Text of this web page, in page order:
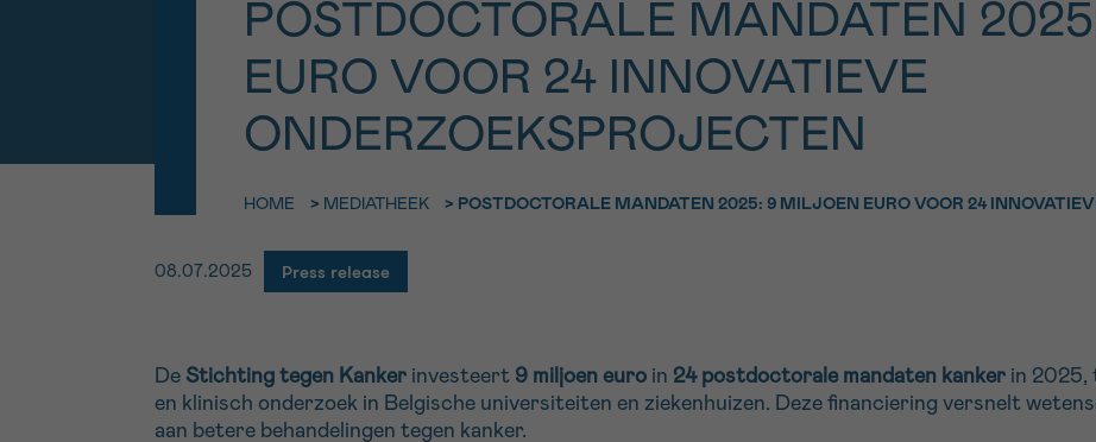
POSTDOCTORALE MANDATEN
EURO VOOR 24 INNOVATIEVE
ONDERZOEKSPROJECTEN
HOME > MEDIATHEEK > POSTDOCTORALE MANDATEN 2025: 9 MILJOEN EURO VOOR 24
08.07.2025 Press release
De Stichting tegen Kanker investeert 9 miljoen euro in 24 postdoctorale mandaten kanker in 2025,
en klinisch onderzoek in Belgische universiteiten en ziekenhuizen. Deze financiering versnelt
aan betere behandelingen tegen kanker.
Bel ons op 0800 15 802
ma-vrij 9u tot 18u
Via ons
contactformulier
EMAIL
9h-11h 11h-13h 13h-16h